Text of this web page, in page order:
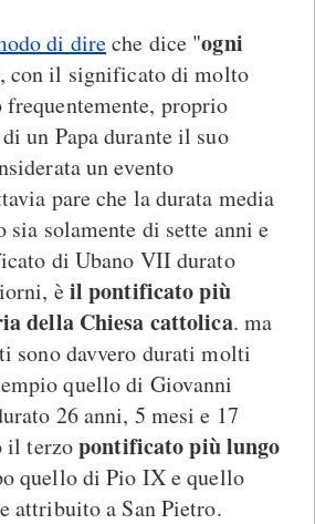
di direche dice "ogni
con il significato di molto
frequentemente, proprio
un Papa durante il suo
un evento
pare che la durata media
solamente di sette anni e
di Ubano VII durato
èil pontificato più
della Chiesa cattolica. ma
sono davvero durati molti
quello di Giovanni
26 anni, 5 mesi e 17
il terzopontificato più lungo
quello di Pio IX e quello
attribuito a San Pietro.